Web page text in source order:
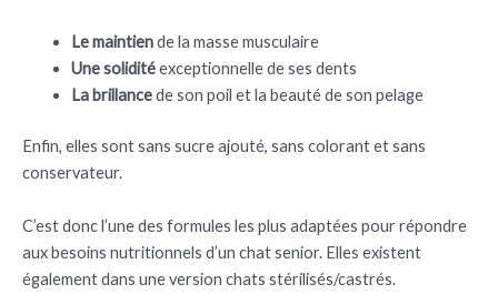
Le maintiende la masse musculaire
Une soliditéexceptionnelle de ses dents
La brillancede son poil et la beauté de son pelage
Enfin, elles sont sans sucre ajouté, sans colorant et sans
conservateur.
C’est donc l’une des formules les plus adaptées pour répondre
aux besoins nutritionnels d’un chat senior. Elles existent
également dans une version chats stérilisés/castrés.